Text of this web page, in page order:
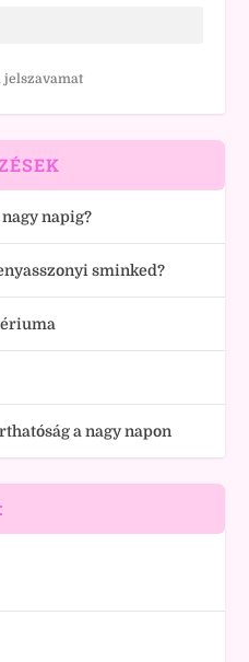
jelszavamat
napig?
sminked?
a nagy napon